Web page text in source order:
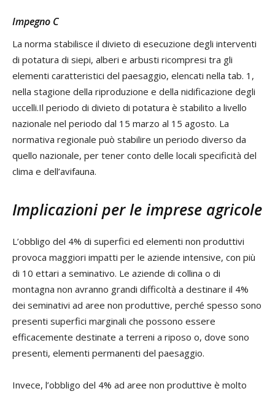
Impegno C
La norma stabilisce il divieto di esecuzione degli interventi
di potatura di siepi, alberi e arbusti ricompresi tra gli
elementi caratteristici del paesaggio, elencati nella tab. 1,
nella stagione della riproduzione e della nidificazione degli
uccelli.Il periodo di divieto di potatura è stabilito a livello
nazionale nel periodo dal 15 marzo al 15 agosto. La
normativa regionale può stabilire un periodo diverso da
quello nazionale, per tener conto delle locali specificità del
clima e dell’avifauna.
Implicazioni per le imprese agricole
L’obbligo del 4% di superfici ed elementi non produttivi
provoca maggiori impatti per le aziende intensive, con più
di 10 ettari a seminativo. Le aziende di collina o di
montagna non avranno grandi difficoltà a destinare il 4%
dei seminativi ad aree non produttive, perché spesso sono
presenti superfici marginali che possono essere
efficacemente destinate a terreni a riposo o, dove sono
presenti, elementi permanenti del paesaggio.
Invece, l’obbligo del 4% ad aree non produttive è molto